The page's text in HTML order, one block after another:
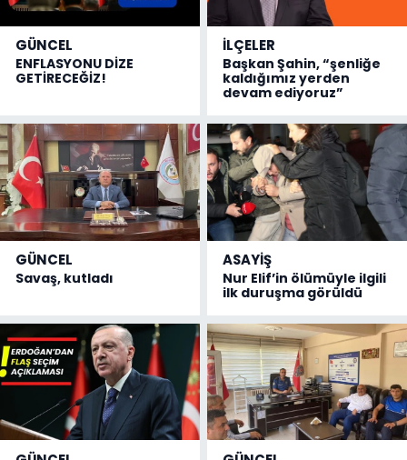
GÜNCEL
ENFLASYONU DİZE
GETİRECEĞİZ!
İLÇELER
Başkan Şahin, “şenliğe
kaldığımız yerden
devam ediyoruz”
GÜNCEL
Savaş, kutladı
ASAYİŞ
Nur Elif’in ölümüyle ilgili
ilk duruşma görüldü